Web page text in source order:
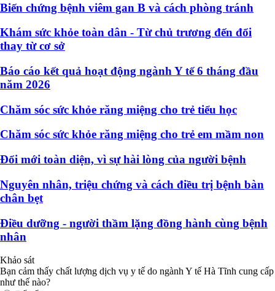
Biến chứng bệnh viêm gan B và cách phòng tránh
Khám sức khỏe toàn dân - Từ chủ trương đến đổi
thay từ cơ sở
Báo cáo kết quả hoạt động ngành Y tế 6 tháng đầu
năm 2026
Chăm sóc sức khỏe răng miệng cho trẻ tiểu học
Chăm sóc sức khỏe răng miệng cho trẻ em mầm non
Đổi mới toàn diện, vì sự hài lòng của người bệnh
Nguyên nhân, triệu chứng và cách điều trị bệnh bàn
chân bẹt
Điều dưỡng - người thầm lặng đồng hành cùng bệnh
nhân
Khảo sát
Bạn cảm thấy chất lượng dịch vụ y tế do ngành Y tế Hà Tĩnh cung cấp
như thế nào?